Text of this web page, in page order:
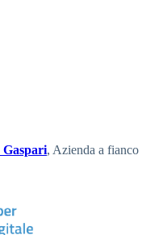
, Azienda a fianco